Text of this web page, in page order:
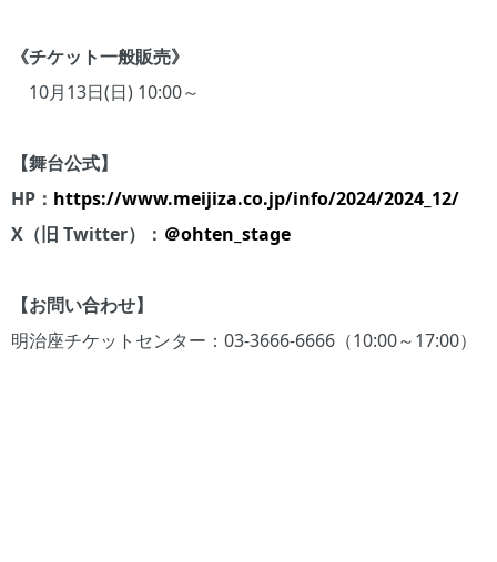
《チケット一般販売》
10月13日(日) 10:00～
【舞台公式】
HP： https://www.meijiza.co.jp/info/2024/2024_12/
X（旧 Twitter）： ＠ohten_stage
【お問い合わせ】
明治座チケットセンター：03-3666-6666（10:00～17:00）